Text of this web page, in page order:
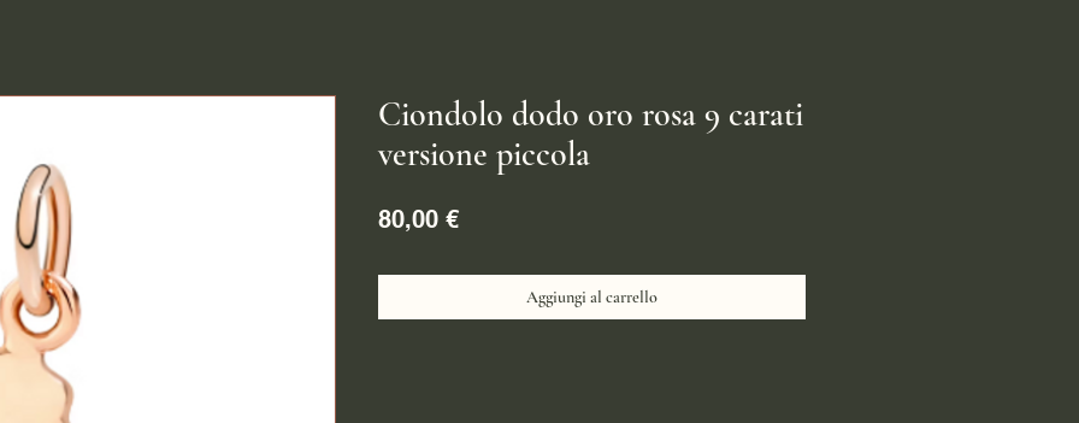
Ciondolo dodo oro rosa 9 carati
versione piccola
80,00 €Prezzo
Aggiungi al carrello